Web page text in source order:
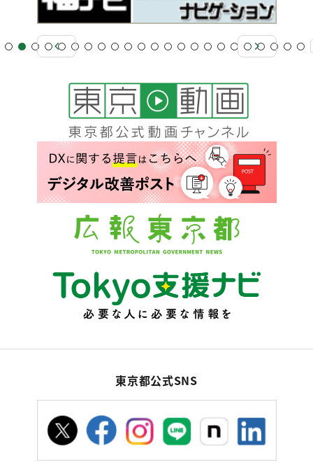
東京都公式SNS